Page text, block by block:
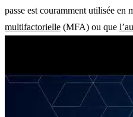
passe est couramment utilisée en
multifactorielle (MFA) ou que